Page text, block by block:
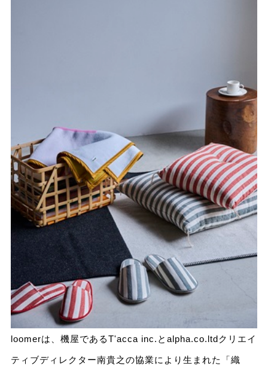
loomerは、機屋であるT'acca inc.とalpha.co.ltdクリエイ
ティブディレクター南貴之の協業により生まれた「織